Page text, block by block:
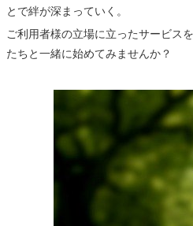
とで絆が深まっていく。
ご利用者様の立場に立ったサービス
たちと一緒に始めてみませんか？